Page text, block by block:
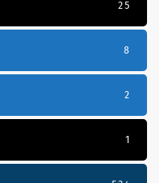
25
8
2
1